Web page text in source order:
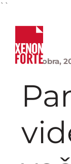
``
1. oktobra,